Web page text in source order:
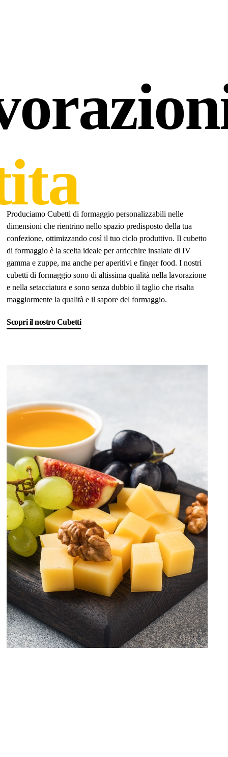
Produciamo Cubetti di formaggio personalizzabili nelle
dimensioni che rientrino nello spazio predisposto della tua
confezione, ottimizzando così il tuo ciclo produttivo. Il cubetto
di formaggio è la scelta ideale per arricchire insalate di IV
gamma e zuppe, ma anche per aperitivi e finger food. I nostri
cubetti di formaggio sono di altissima qualità nella lavorazione
e nella setacciatura e sono senza dubbio il taglio che risalta
maggiormente la qualità e il sapore del formaggio.
Scopri il nostro Cubetti